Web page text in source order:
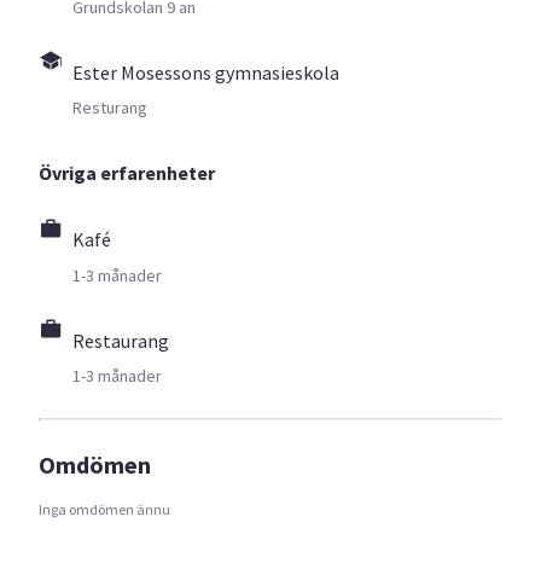
Grundskolan 9 an
Ester Mosessons gymnasieskola
Resturang
Övriga erfarenheter
Kafé
1-3 månader
Restaurang
1-3 månader
Omdömen
Inga omdömen ännu